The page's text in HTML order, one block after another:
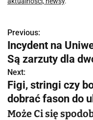
N
a
w
i
g
Previous:
Incydent na
Są zarzuty dla
Next:
Figi, stringi czy
dobrać fason do
Może Ci się